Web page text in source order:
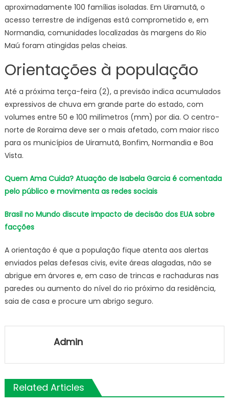
aproximadamente 100 famílias isoladas. Em Uiramutã, o
acesso terrestre de indígenas está comprometido e, em
Normandia, comunidades localizadas às margens do Rio
Maú foram atingidas pelas cheias.
Orientações à população
Até a próxima terça-feira (2), a previsão indica acumulados
expressivos de chuva em grande parte do estado, com
volumes entre 50 e 100 milímetros (mm) por dia. O centro-
norte de Roraima deve ser o mais afetado, com maior risco
para os municípios de Uiramutã, Bonfim, Normandia e Boa
Vista.
Quem Ama Cuida? Atuação de Isabela Garcia é comentada
pelo público e movimenta as redes sociais
Brasil no Mundo discute impacto de decisão dos EUA sobre
facções
A orientação é que a população fique atenta aos alertas
enviados pelas defesas civis, evite áreas alagadas, não se
abrigue em árvores e, em caso de trincas e rachaduras nas
paredes ou aumento do nível do rio próximo da residência,
saia de casa e procure um abrigo seguro.
Admin
Related Articles